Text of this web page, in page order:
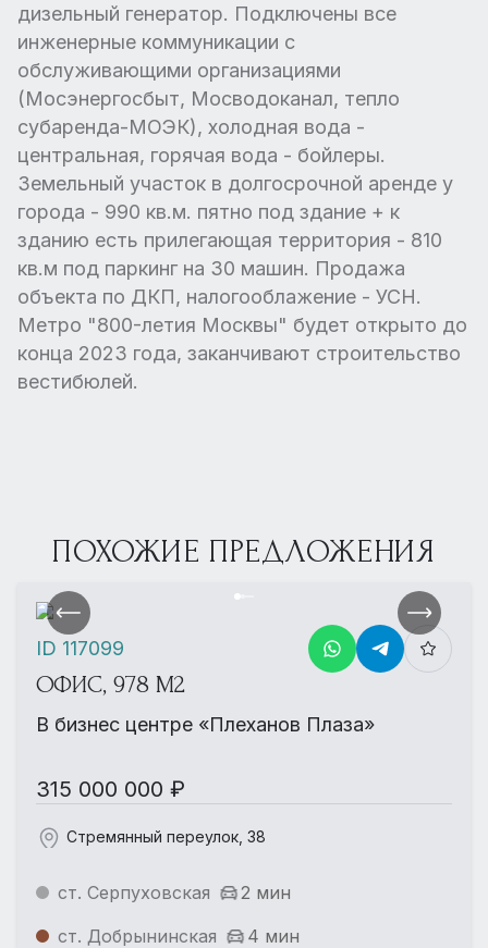
дизельный генератор. Подключены все
инженерные коммуникации с
обслуживающими организациями
(Мосэнергосбыт, Мосводоканал, тепло
субаренда-МОЭК), холодная вода -
центральная, горячая вода - бойлеры.
Земельный участок в долгосрочной аренде у
города - 990 кв.м. пятно под здание + к
зданию есть прилегающая территория - 810
кв.м под паркинг на 30 машин. Продажа
объекта по ДКП, налогооблажение - УСН.
Метро "800-летия Москвы" будет открыто до
конца 2023 года, заканчивают строительство
вестибюлей.
ПОХОЖИЕ ПРЕДЛОЖЕНИЯ
ОФИС, 978 М2
В бизнес центре «Плеханов Плаза»
315 000 000 ₽
Стремянный переулок, 38
ст. Серпуховская
2 мин
ст. Добрынинская
4 мин
ID 117099